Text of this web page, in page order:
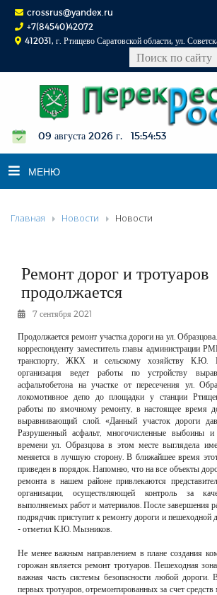
crossrus@yandex.ru
+7(84540)42072
412031, г. Ртищево Саратовской области, ул.
09 августа 2026 г. 15:54:54
МЕНЮ
НОВОСТИ
К СВЕДЕНИЮ
КОНКУРСЫ
ФОТОРЕПОРТАЖИ
РЕКЛАМОДАТЕЛЯМ
ОБЪЯВЛЕНИЯ
КОНТАКТЫ
Главная Новости Новости
Ремонт дорог и тротуаров
продолжается
7 сентября 2021
Продолжается ремонт участка дороги на ул.
корреспонденту заместитель главы администрации
транспорту, ЖКХ и сельскому хозяйству К.Ю.
организация ведет работы по устройству
асфальтобетона на участке от пересечения ул.
локомотивное депо до площадки у станции
работы по ямочному ремонту, в настоящее время
выравнивающий слой. «Данный участок дороги
Разрушенный асфальт, многочисленные выбоины
времени ул. Образцова в этом месте выглядела
меняется в лучшую сторону. В ближайшее время
приведен в порядок. Напомню, что на все объекты
ремонта в нашем районе привлекаются
организации, осуществляющей контроль за
выполняемых работ и материалов. После завершения
подрядчик приступит к ремонту дороги и пешеходной
- отметил К.Ю. Мызников.
Не менее важным направлением в плане создания
горожан является ремонт тротуаров. Пешеходная
важная часть системы безопасности любой
первых тротуаров, отремонтированных за счет средств